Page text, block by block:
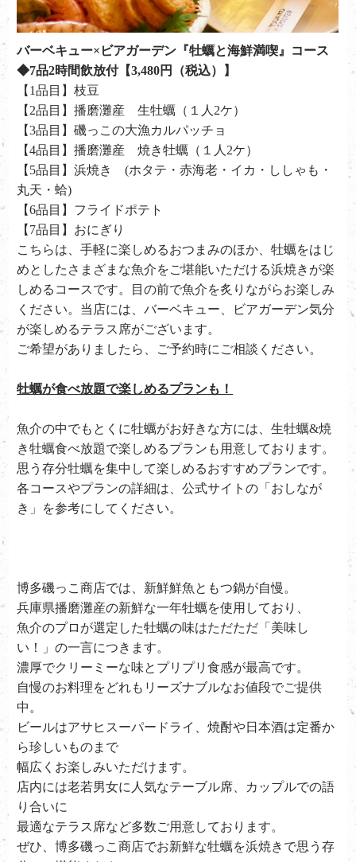
バーベキュー×ビアガーデン『牡蠣と海鮮満喫』コース
◆7品2時間飲放付【3,480円（税込）】
【1品目】枝豆
【2品目】播磨灘産 生牡蠣（１人2ケ）
【3品目】磯っこの大漁カルパッチョ
【4品目】播磨灘産 焼き牡蠣（１人2ケ）
【5品目】浜焼き (ホタテ・赤海老・イカ・ししゃも・
丸天・蛤)
【6品目】フライドポテト
【7品目】おにぎり
こちらは、手軽に楽しめるおつまみのほか、牡蠣をはじ
めとしたさまざまな魚介をご堪能いただける浜焼きが楽
しめるコースです。目の前で魚介を炙りながらお楽しみ
ください。当店には、バーベキュー、ビアガーデン気分
が楽しめるテラス席がございます。
ご希望がありましたら、ご予約時にご相談ください。
牡蠣が食べ放題で楽しめるプランも！
魚介の中でもとくに牡蠣がお好きな方には、生牡蠣&焼
き牡蠣食べ放題で楽しめるプランも用意しております。
思う存分牡蠣を集中して楽しめるおすすめプランです。
各コースやプランの詳細は、公式サイトの「おしなが
き」を参考にしてください。
博多磯っこ商店では、新鮮鮮魚ともつ鍋が自慢。
兵庫県播磨灘産の新鮮な一年牡蠣を使用しており、
魚介のプロが選定した牡蠣の味はただただ「美味し
い！」の一言につきます。
濃厚でクリーミーな味とプリプリ食感が最高です。
自慢のお料理をどれもリーズナブルなお値段でご提供
中。
ビールはアサヒスーパードライ、焼酎や日本酒は定番か
ら珍しいものまで
幅広くお楽しみいただけます。
店内には老若男女に人気なテーブル席、カップルでの語
り合いに
最適なテラス席など多数ご用意しております。
ぜひ、博多磯っこ商店でお新鮮な牡蠣を浜焼きで思う存